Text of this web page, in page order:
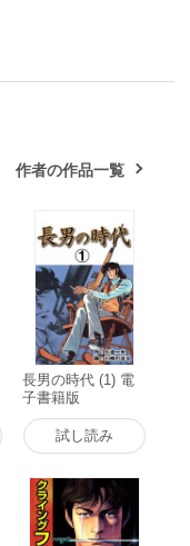
作者の作品一覧
長男の時代 (1) 電
子書籍版
試し読み